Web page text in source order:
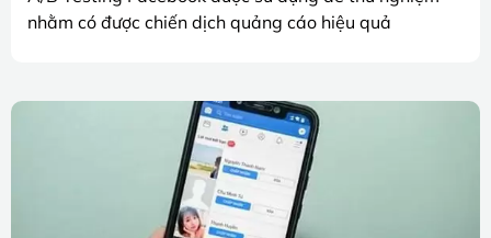
nhằm có được chiến dịch quảng cáo hiệu quả